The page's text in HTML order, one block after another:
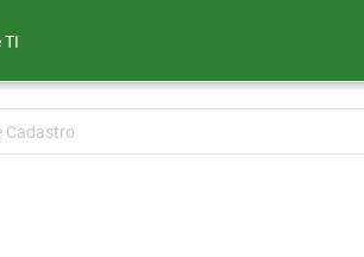
TI
Cadastro